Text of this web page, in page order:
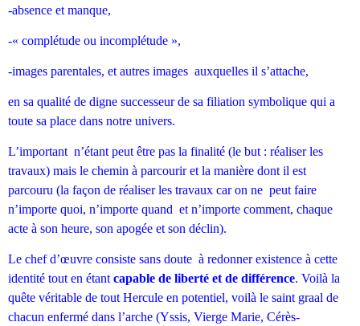
-absence et manque,
-« complétude ou incomplétude »,
-images parentales, et autres images auxquelles il s’attache,
en sa qualité de digne successeur de sa filiation symbolique qui a
toute sa place dans notre univers.
L’important n’étant peut être pas la finalité (le but : réaliser les
travaux) mais le chemin à parcourir et la manière dont il est
parcouru (la façon de réaliser les travaux car on ne peut faire
n’importe quoi, n’importe quand et n’importe comment, chaque
acte à son heure, son apogée et son déclin).
Le chef d’œuvre consiste sans doute à redonner existence à cette
identité tout en étant capable de liberté et de différence. Voilà la
quête véritable de tout Hercule en potentiel, voilà le saint graal de
chacun enfermé dans l’arche (Yssis, Vierge Marie, Cérès-